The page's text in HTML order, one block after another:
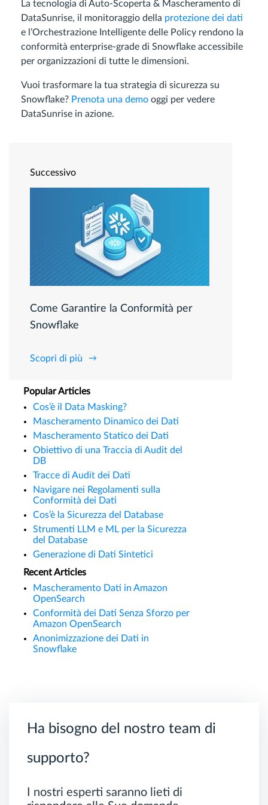
La tecnologia di Auto-Scoperta & Mascheramento di
DataSunrise, il monitoraggio della protezione dei dati
e l’Orchestrazione Intelligente delle Policy rendono la
conformità enterprise-grade di Snowflake accessibile
per organizzazioni di tutte le dimensioni.
Vuoi trasformare la tua strategia di sicurezza su
Snowflake? Prenota una demo oggi per vedere
DataSunrise in azione.
Successivo
Come Garantire la Conformità per
Snowflake
Scopri di più
Popular Articles
Cos’è il Data Masking?
Mascheramento Dinamico dei Dati
Mascheramento Statico dei Dati
Obiettivo di una Traccia di Audit del
DB
Tracce di Audit dei Dati
Navigare nei Regolamenti sulla
Conformità dei Dati
Cos’è la Sicurezza del Database
Strumenti LLM e ML per la Sicurezza
del Database
Generazione di Dati Sintetici
Recent Articles
Mascheramento Dati in Amazon
OpenSearch
Conformità dei Dati Senza Sforzo per
Amazon OpenSearch
Anonimizzazione dei Dati in
Snowflake
Ha bisogno del nostro team di
supporto?
I nostri esperti saranno lieti di